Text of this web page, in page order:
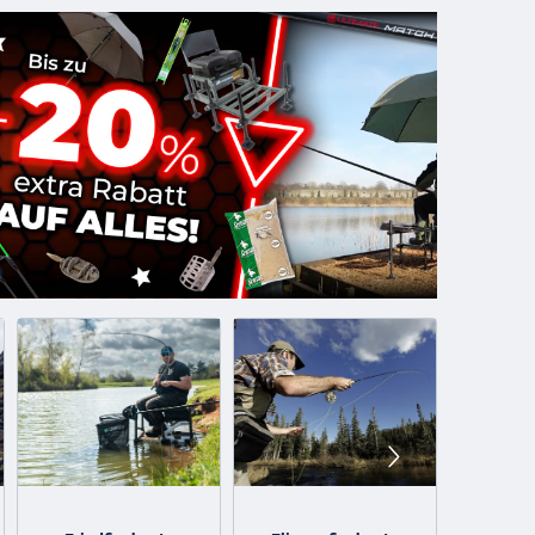
benötigten Schnur und etwas Angelzubehör besteht.
Kleinmaterial oder gar Köder.
sich sicher sein, dass man sich auf das Set verlassen
Karpfenrollen, einemRodpod
, Bissanzeiger und oft sogar
Diese haben jahrelange Erfahrung, kennen die